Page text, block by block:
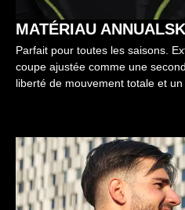
MATÉRIAU
Parfait pour toutes les saisons.
coupe ajustée comme une
liberté de mouvement totale et